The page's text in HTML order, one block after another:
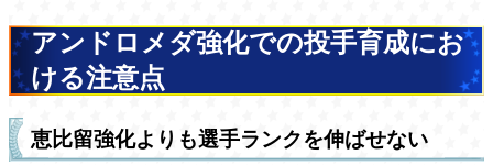
アンドロメダ強化での投手育成にお
ける注意点
恵比留強化よりも選手ランクを伸ばせない